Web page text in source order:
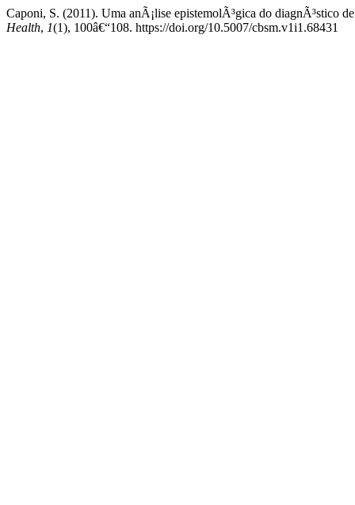
Caponi, S. (2011). Uma anÃ¡lise epistemolÃ³gica do diagnÃ³stico
Health, 1(1), 100â€“108. https://doi.org/10.5007/cbsm.v1i1.68431